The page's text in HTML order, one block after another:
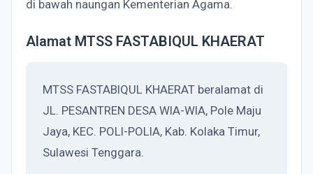
di bawah naungan Kementerian Agama.
Alamat MTSS FASTABIQUL KHAERAT
MTSS FASTABIQUL KHAERAT beralamat di
JL. PESANTREN DESA WIA-WIA, Pole Maju
Jaya, KEC. POLI-POLIA, Kab. Kolaka Timur,
Sulawesi Tenggara.